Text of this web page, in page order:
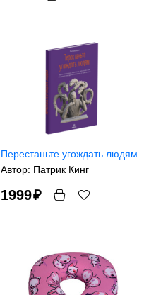
Перестаньте угождать людям
Автор: Патрик Кинг
1999₽